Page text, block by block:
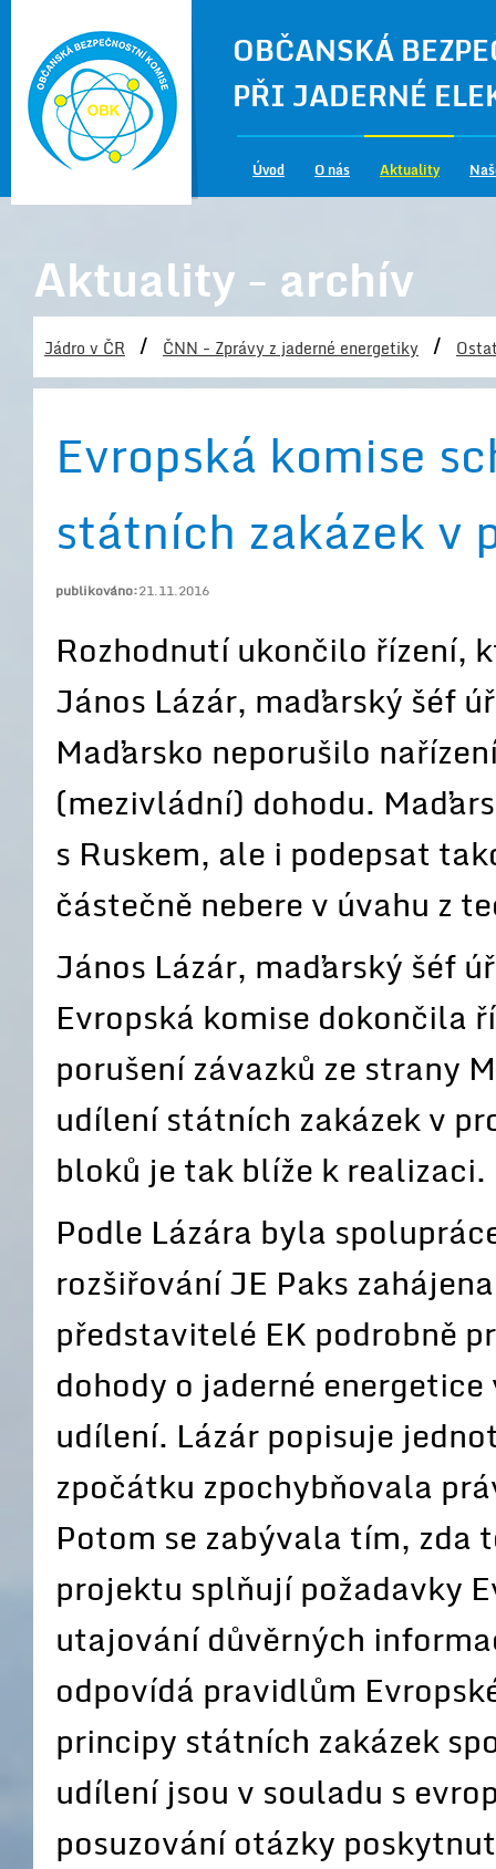
OBČANSKÁ
PŘI JADERNÉ
Úvod O nás Aktuality
Aktuality - archív
Jádro v ČR / ČNN - Zprávy z jaderné energetiky /
Evropská komise
státních zakázek v
publikováno:21.11.2016
Rozhodnutí ukončilo řízení,
János Lázár, maďarský šéf
Maďarsko neporušilo
(mezivládní) dohodu.
s Ruskem, ale i podepsat
částečně nebere v úvahu z
János Lázár, maďarský šéf
Evropská komise dokončila
porušení závazků ze strany
udílení státních zakázek v
bloků je tak blíže k realizaci.
Podle Lázára byla
rozšiřování JE Paks
představitelé EK podrobně
dohody o jaderné
udílení. Lázár popisuje
zpočátku zpochybňovala
Potom se zabývala tím,
projektu splňují požadavky
utajování důvěrných
odpovídá pravidlům
principy státních zakázek
udílení jsou v souladu s
posuzování otázky